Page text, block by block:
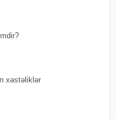
xəstəliklər